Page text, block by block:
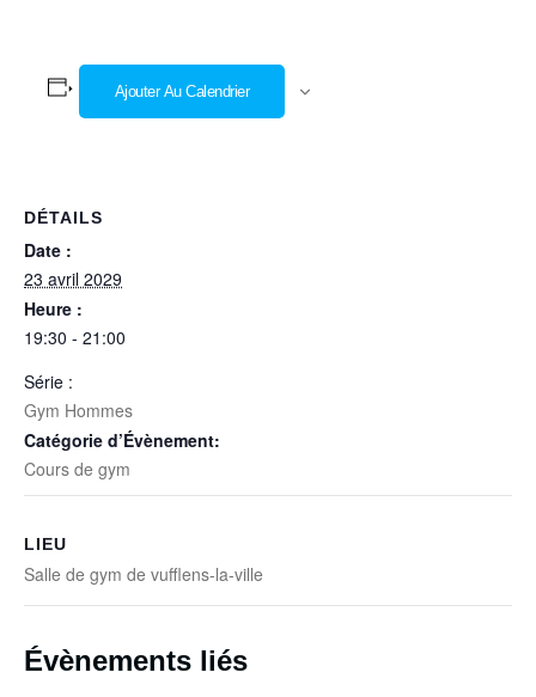
Ajouter Au Calendrier
DÉTAILS
Date :
23 avril 2029
Heure :
19:30 - 21:00
Série :
Gym Hommes
Catégorie d’Évènement:
Cours de gym
LIEU
Salle de gym de vufflens-la-ville
Évènements liés